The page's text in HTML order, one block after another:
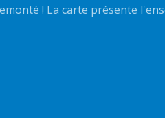
! La carte présente